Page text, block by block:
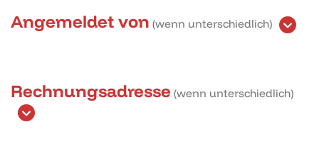
Angemeldet von (wenn unterschiedlich)
Rechnungsadresse (wenn unterschiedlich)